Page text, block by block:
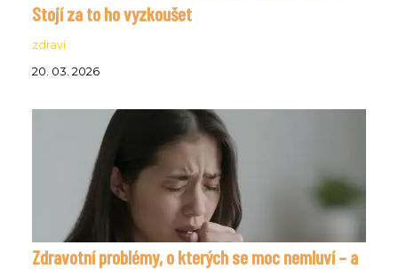
Stojí za to ho vyzkoušet
zdraví
20. 03. 2026
Zdravotní problémy, o kterých se moc nemluví – a